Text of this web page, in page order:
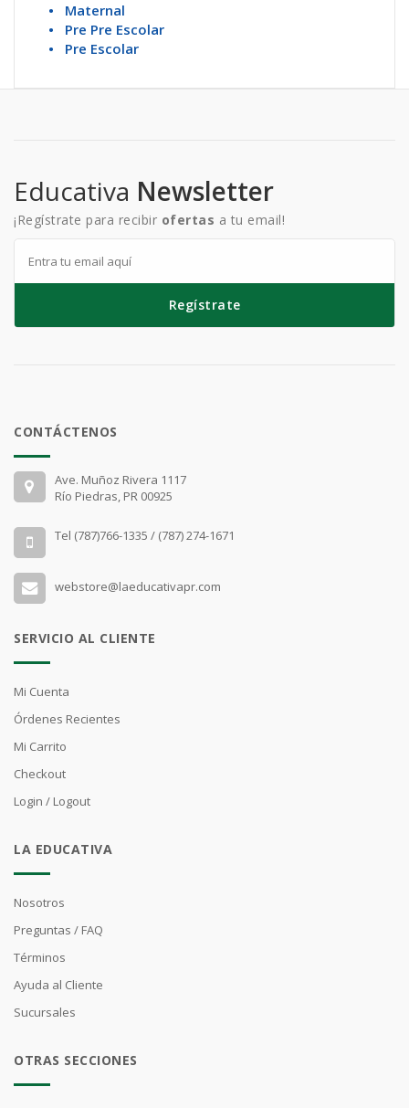
• Maternal
• Pre Pre Escolar
• Pre Escolar
Educativa Newsletter
¡Regístrate para recibir ofertas a tu email!
Regístrate
CONTÁCTENOS
Ave. Muñoz Rivera 1117
Río Piedras, PR 00925
Tel (787)766-1335 / (787) 274-1671
webstore@laeducativapr.com
SERVICIO AL CLIENTE
Mi Cuenta
Órdenes Recientes
Mi Carrito
Checkout
Login / Logout
LA EDUCATIVA
Nosotros
Preguntas / FAQ
Términos
Ayuda al Cliente
Sucursales
OTRAS SECCIONES